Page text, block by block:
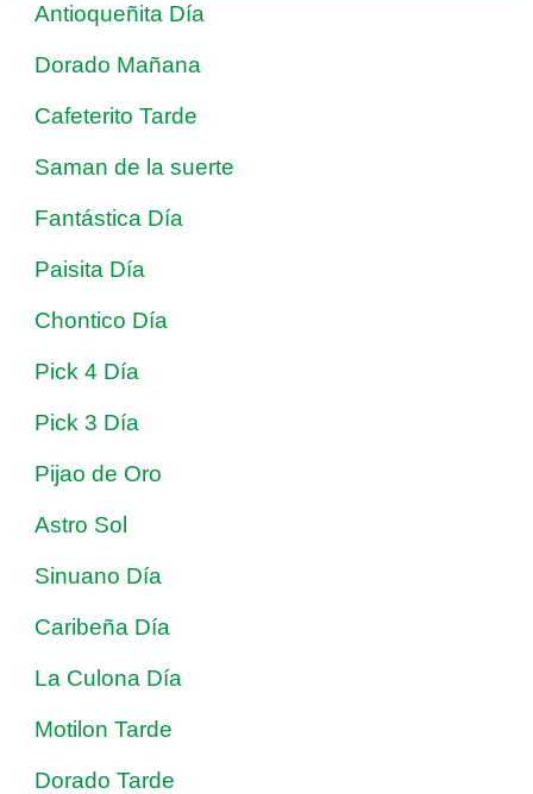
Antioqueñita Día
Dorado Mañana
Cafeterito Tarde
Saman de la suerte
Fantástica Día
Paisita Día
Chontico Día
Pick 4 Día
Pick 3 Día
Pijao de Oro
Astro Sol
Sinuano Día
Caribeña Día
La Culona Día
Motilon Tarde
Dorado Tarde